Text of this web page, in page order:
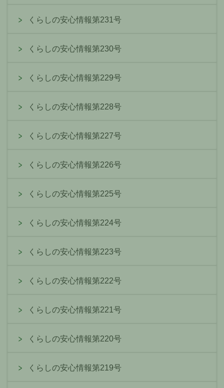
くらしの安心情報第231号
くらしの安心情報第230号
くらしの安心情報第229号
くらしの安心情報第228号
くらしの安心情報第227号
くらしの安心情報第226号
くらしの安心情報第225号
くらしの安心情報第224号
くらしの安心情報第223号
くらしの安心情報第222号
くらしの安心情報第221号
くらしの安心情報第220号
くらしの安心情報第219号